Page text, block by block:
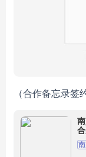
（合作备忘录签